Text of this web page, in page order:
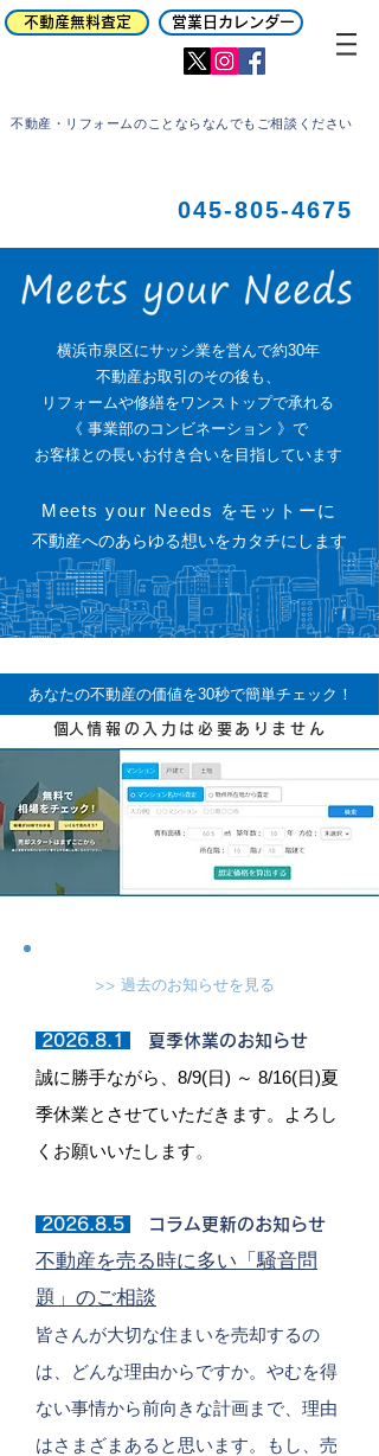
不動産無料査定 ​ 営業日カレンダー
不動産・リフォームのことならなんでもご相談ください
045-805-4675
横浜市泉区にサッシ業を営んで約30年
不動産お取引のその後も、
リフォームや修繕をワンストップで承れる
《 事業部のコンビネーション 》で
お客様との長いお付き合いを目指しています
Meets your Needs をモットーに
不動産へのあらゆる想いをカタチにします
あなたの不動産の価値を30秒で簡単チェック！
​個人情報の入力は必要ありません
>> 過去のお知らせを見る
2026.8.1 夏季休業のお知らせ
誠に勝手ながら、 8/9(日) ～ 8/16(日)夏
季休業とさせていただきます。
よろし
くお願いいたします。
2026.8.5 コラム更新のお知 らせ
不動産を売る時に多い「騒音問
題」のご相談
皆さんが大切な住まいを売却するの
は、どんな理由からですか。やむを得
ない事情から前向きな計画まで、理由
はさまざまあると思います。もし、売